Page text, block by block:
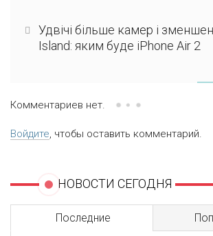
Удвічі більше камер і
Island: яким буде iPhone Air 2
Комментариев нет.
Войдите, чтобы оставить комментарий.
НОВОСТИ СЕГОДНЯ
Последние